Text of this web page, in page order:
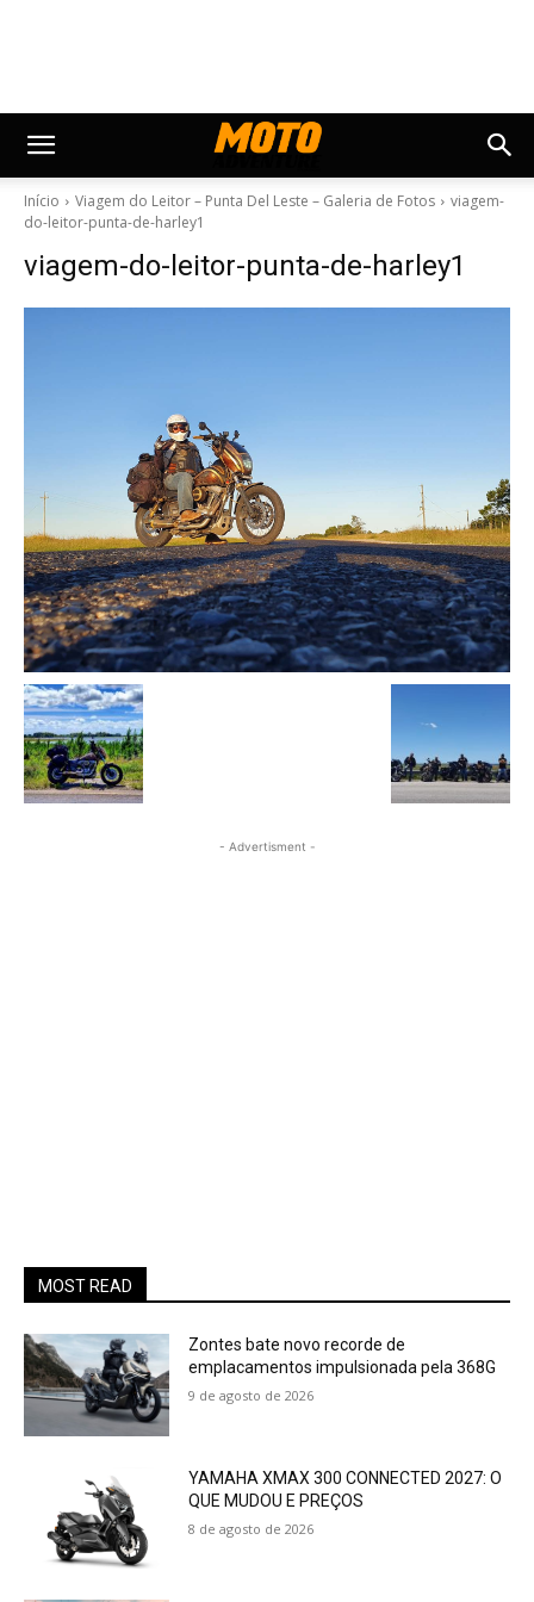
Início Viagem do Leitor – Punta Del Leste – Galeria de Fotos
viagem-
do-leitor-punta-de-harley1
viagem-do-leitor-punta-de-harley1
- Advertisment -
MOST READ
Zontes bate novo recorde de
emplacamentos impulsionada pela 368G
9 de agosto de 2026
YAMAHA XMAX 300 CONNECTED 2027: O
QUE MUDOU E PREÇOS
8 de agosto de 2026